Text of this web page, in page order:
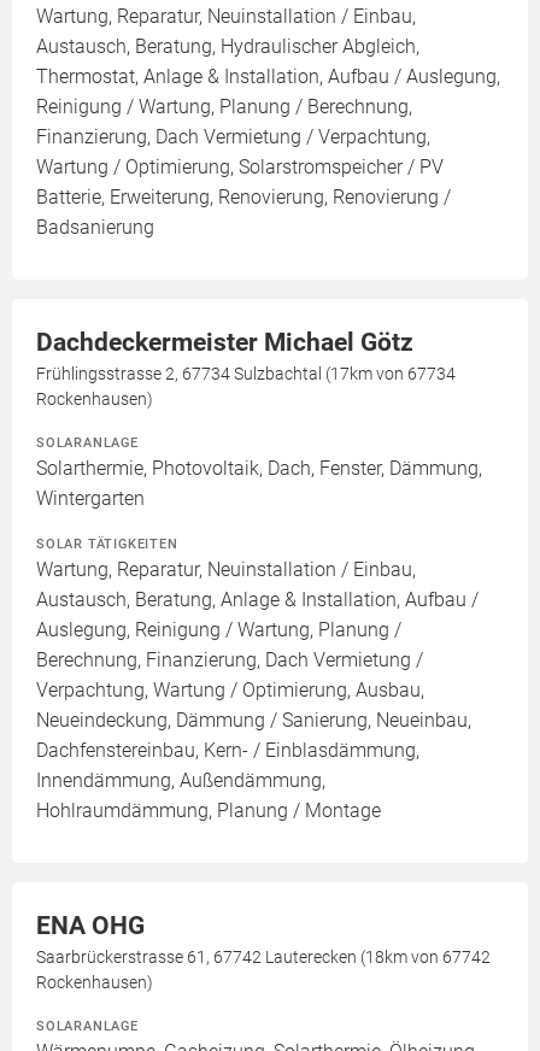
Wartung, Reparatur, Neuinstallation / Einbau,
Austausch, Beratung, Hydraulischer Abgleich,
Thermostat, Anlage & Installation, Aufbau / Auslegung,
Reinigung / Wartung, Planung / Berechnung,
Finanzierung, Dach Vermietung / Verpachtung,
Wartung / Optimierung, Solarstromspeicher / PV
Batterie, Erweiterung, Renovierung, Renovierung /
Badsanierung
Dachdeckermeister Michael Götz
Frühlingsstrasse 2, 67734 Sulzbachtal (17km von 67734
Rockenhausen)
SOLARANLAGE
Solarthermie, Photovoltaik, Dach, Fenster, Dämmung,
Wintergarten
SOLAR TÄTIGKEITEN
Wartung, Reparatur, Neuinstallation / Einbau,
Austausch, Beratung, Anlage & Installation, Aufbau /
Auslegung, Reinigung / Wartung, Planung /
Berechnung, Finanzierung, Dach Vermietung /
Verpachtung, Wartung / Optimierung, Ausbau,
Neueindeckung, Dämmung / Sanierung, Neueinbau,
Dachfenstereinbau, Kern- / Einblasdämmung,
Innendämmung, Außendämmung,
Hohlraumdämmung, Planung / Montage
ENA OHG
Saarbrückerstrasse 61, 67742 Lauterecken (18km von 67742
Rockenhausen)
SOLARANLAGE